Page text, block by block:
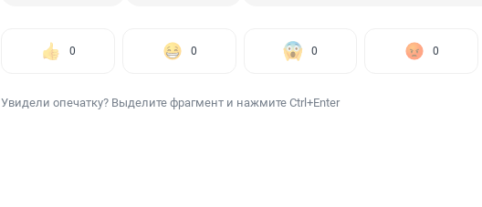
0 0 0 0
Увидели опечатку? Выделите фрагмент и нажмите Ctrl+Enter